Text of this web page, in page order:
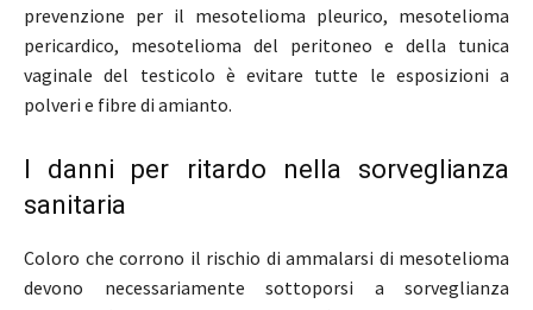
prevenzione per il mesotelioma pleurico, mesotelioma
pericardico, mesotelioma del peritoneo e della tunica
vaginale del testicolo è evitare tutte le esposizioni a
polveri e fibre di amianto.
I danni per ritardo nella sorveglianza
sanitaria
Coloro che corrono il rischio di ammalarsi di mesotelioma
devono necessariamente sottoporsi a sorveglianza